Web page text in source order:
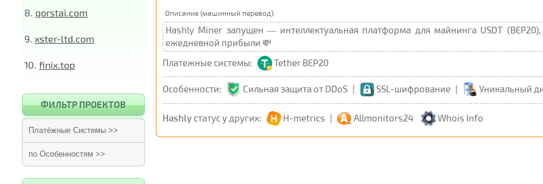
8. qorstai.com
9. xster-ltd.com
10. finix.top
ФИЛЬТР ПРОЕКТОВ
Платёжные Системы >>
по Особенностям >>
Описание (машинный перевод):
Hashly Miner запущен — интеллектуальная платформа для майнинга USDT
ежедневной прибыли 💸
Платежные системы:
Tether BEP20
Особенности: Сильная защита от DDoS | SSL-шифрование | Уникальный
Hashly статус у других: H-metrics | Allmonitors24 Whois Info